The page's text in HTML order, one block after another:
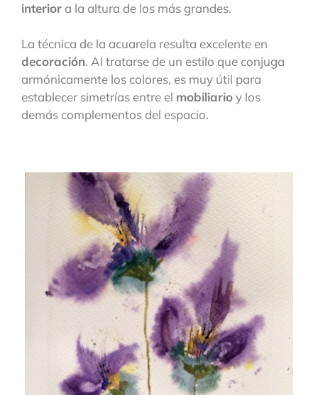
interior a la altura de los más grandes.
La técnica de la acuarela resulta excelente en
decoración. Al tratarse de un estilo que conjuga
armónicamente los colores, es muy útil para
establecer simetrías entre el mobiliarioy los
demás complementos del espacio.